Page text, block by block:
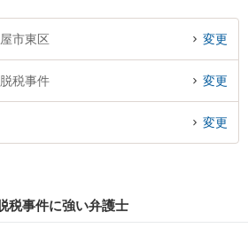
市東区 変更
税事件 変更
変更
税事件に強い弁護士